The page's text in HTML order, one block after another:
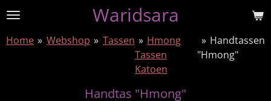
Ga
naar
Waridsara
Home » Webshop » Tassen » Hmong
Tassen
Katoen
» Handtassen
"Hmong"
Handtas "Hmong"